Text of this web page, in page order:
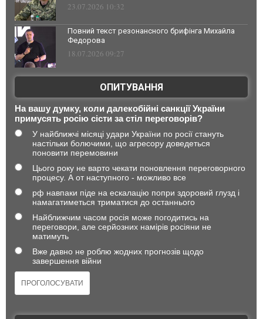
23.07.2026 10:32
Повний текст резонансного брифінга Михайла
Федорова
18.07.2026 09:27
ОПИТУВАННЯ
На вашу думку, коли далекобійні санкції України
примусять росію сісти за стіл переговорів?
У найближчі місяці удари України по росії стануть
настільки болючими, що агресору доведеться
поновити перемовини
Цього року не варто чекати поновлення переговорного
процесу. А от наступного - можливо все
рф навпаки піде на ескалацію попри здоровий глузд і
намагатиметься триматися до останнього
Найближчим часом росія може погодитись на
переговори, але серйозних намірів росіяни не
матимуть
Вже давно не роблю жодних прогнозів щодо
завершення війни